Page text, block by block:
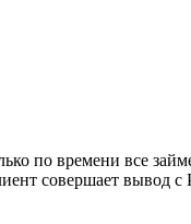
по времени все
совершает вывод с